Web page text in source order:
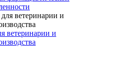
ветеринарии и